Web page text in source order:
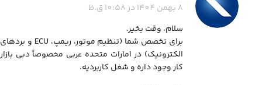
8 بهمن 1404 در 10:58 ق.ظ
سلام، وقت بخیر.
برای تخصص شما (تنظیم موتور، ریمپ، ECU و بردهای
الکترونیک) در امارات متحده عربی مخصوصاً دبی بازار
کار وجود داره و شغل کاربردیه.